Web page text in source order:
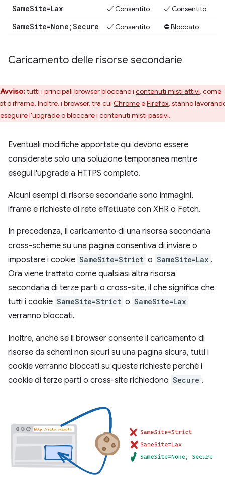
SameSite=Lax ✓ Consentito ✓ Consentito
SameSite=None;Secure ✓ Consentito ⛔ Bloccato
Caricamento delle risorse secondarie
Avviso:tutti i principali browser bloccano i contenuti misti attivi, come
o iframe. Inoltre, i browser, tra cui ChromeeFirefox, stanno
l'upgrade o bloccare i contenuti misti passivi.
Eventuali modifiche apportate qui devono essere
considerate solo una soluzione temporanea mentre
esegui l'upgrade a HTTPS completo.
Alcuni esempi di risorse secondarie sono immagini,
iframe e richieste di rete effettuate con XHR o Fetch.
In precedenza, il caricamento di una risorsa secondaria
cross-scheme su una pagina consentiva di inviare o
impostare i cookie SameSite=Strict o SameSite=Lax .
Ora viene trattato come qualsiasi altra risorsa
secondaria di terze parti o cross-site, il che significa che
tutti i cookie SameSite=Strict o SameSite=Lax
verranno bloccati.
Inoltre, anche se il browser consente il caricamento di
risorse da schemi non sicuri su una pagina sicura, tutti i
cookie verranno bloccati su queste richieste perché i
cookie di terze parti o cross-site richiedono Secure .